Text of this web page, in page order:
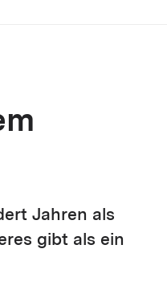
Jahren als
gibt als ein